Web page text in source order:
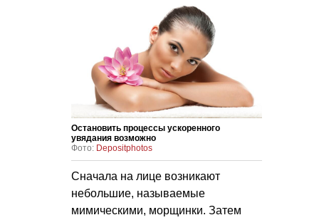
Остановить процессы ускоренного
увядания возможно
Фото: Depositphotos
Сначала на лице возникают
небольшие, называемые
мимическими, морщинки. Затем